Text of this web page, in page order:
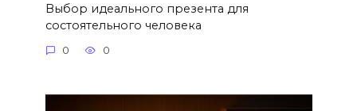
Выбор идеального презента для
состоятельного человека
0 0